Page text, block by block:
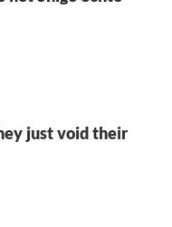
just void their